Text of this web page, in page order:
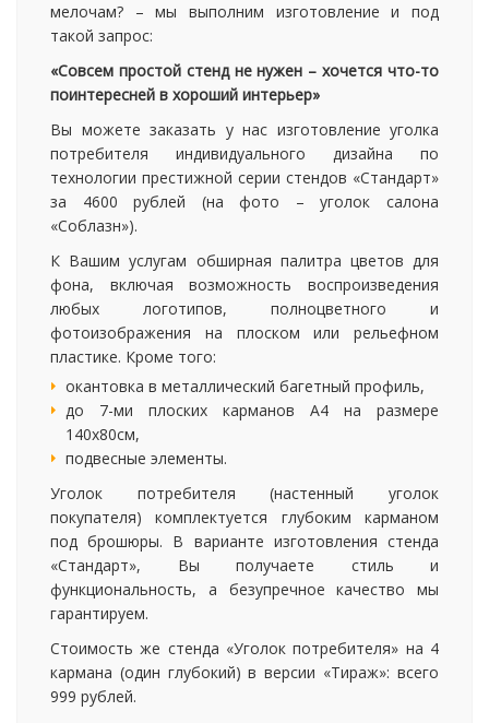
мелочам? – мы выполним изготовление и под
такой запрос:
«Совсем простой стенд не нужен – хочется что-то
поинтересней в хороший интерьер»
Вы можете заказать у нас изготовление уголка
потребителя индивидуального дизайна по
технологии престижной серии стендов «Стандарт»
за 4600 рублей (на фото – уголок салона
«Соблазн»).
К Вашим услугам обширная палитра цветов для
фона, включая возможность воспроизведения
любых логотипов, полноцветного и
фотоизображения на плоском или рельефном
пластике. Кроме того:
окантовка в металлический багетный профиль,
до 7-ми плоских карманов А4 на размере
140х80см,
подвесные элементы.
Уголок потребителя (настенный уголок
покупателя) комплектуется глубоким карманом
под брошюры. В варианте изготовления стенда
«Стандарт», Вы получаете стиль и
функциональность, а безупречное качество мы
гарантируем.
Стоимость же стенда «Уголок потребителя» на 4
кармана (один глубокий) в версии «Тираж»: всего
999 рублей.